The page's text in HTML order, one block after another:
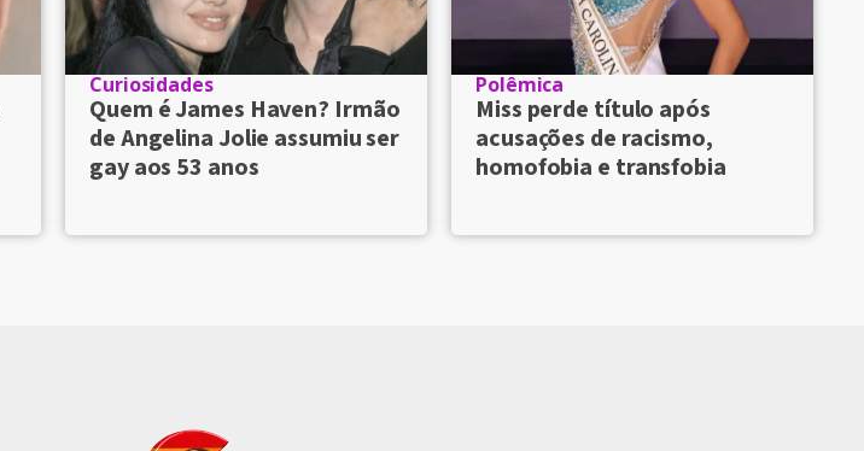
Curiosidades
Quem é James Haven? Irmão
de Angelina Jolie assumiu ser
gay aos 53 anos
Polêmica
Miss perde título após
acusações de racismo,
homofobia e transfobia